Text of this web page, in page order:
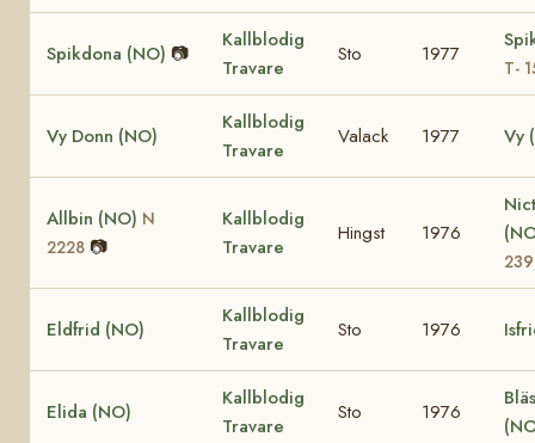
Spikdona (NO) 📷
Kallblodig
Travare
Sto 1977
T-
Vy Donn (NO)
Kallblodig
Travare
Valack 1977 Vy
Allbin (NO) N
2228 📷
Kallblodig
Travare
Hingst 1976
Eldfrid (NO)
Kallblodig
Travare
Sto 1976
Elida (NO)
Kallblodig
Travare
Sto 1976